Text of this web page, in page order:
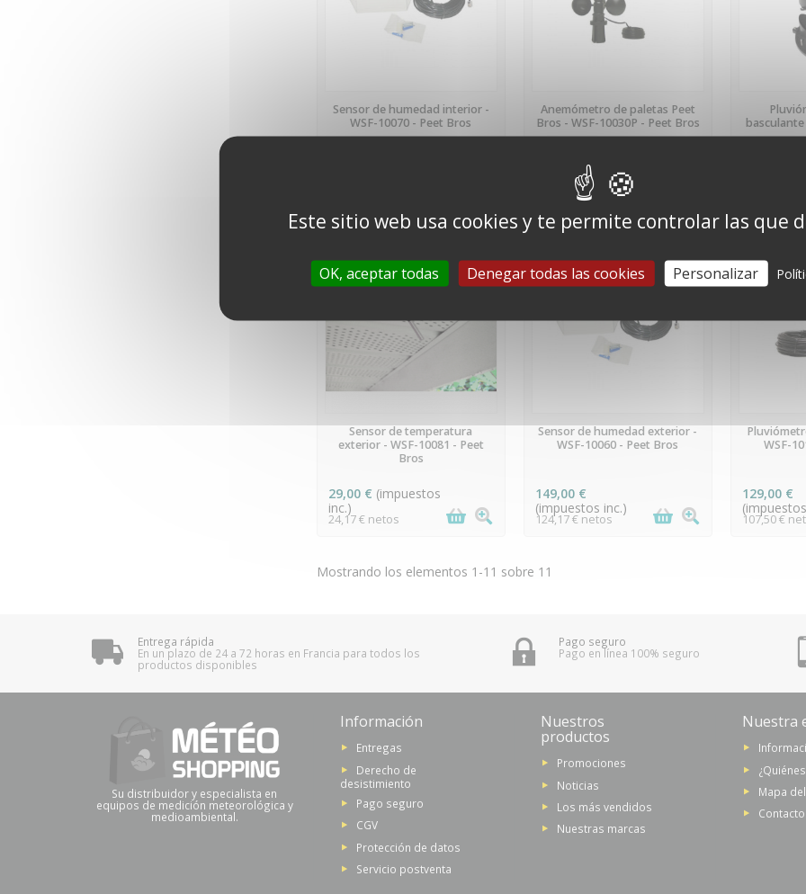
EN STOCK
Sensor de humedad interior -
WSF-10070 - Peet Bros
EN STOCK
Anemómetro de paletas Peet
Bros - WSF-10030P - Peet Bros
129,00 €
(impuestos inc.)
107,50 € netos
basculante
PREORDEN
Sensor de temperatura
exterior - WSF-10081 - Peet
Bros
29,00 € (impuestos
inc.)
24,17 € netos
PREORDEN
Sensor de humedad exterior -
WSF-10060 - Peet Bros
149,00 €
(impuestos inc.)
124,17 € netos
WSF-
129,00 €
107,50 €
Mostrando los elementos 1-11 sobre 11
Entrega rápida
En un plazo de 24 a 72 horas en Francia para todos los
productos disponibles
Pago seguro
Pago en línea 100% seguro
Su distribuidor y especialista en
equipos de medición meteorológica y
medioambiental.
Información
Entregas
Derecho de
desistimiento
Pago seguro
CGV
Protección de datos
Servicio postventa
Nuestros
productos
Promociones
Noticias
Los más vendidos
Nuestras marcas
Nuestra
Mapa
Contacto
Este sitio web usa cookies y te permite controlar las que
OK, aceptar todas Denegar todas las cookies Personalizar